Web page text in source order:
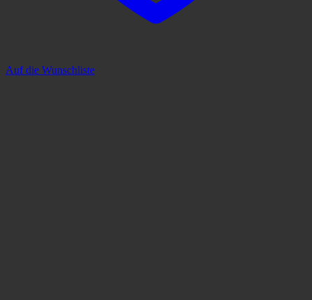
Auf die Wunschliste